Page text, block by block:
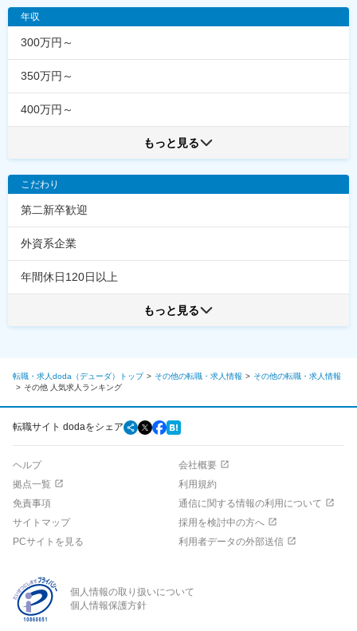
年収
300万円～
350万円～
400万円～
もっと見る
こだわり
第二新卒歓迎
外資系企業
年間休日120日以上
もっと見る
転職・求人doda（デューダ）トップ その他の転職・求人情報
その他の転職・求人情報
その他 人気求人ランキング
転職サイト dodaをシェア
ヘルプ
会社概要
拠点一覧
利用規約
免責事項
通信に関する情報の利用について
サイトマップ
採用を検討中の方へ
PCサイトを見る
利用者データの外部送信
個人情報の取り扱いについて
個人情報保護方針